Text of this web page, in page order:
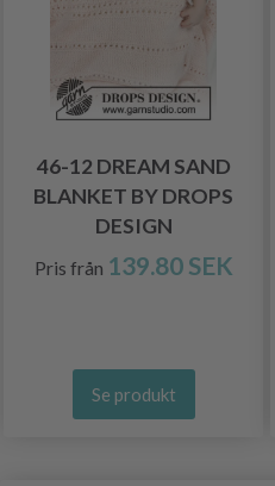
46-12 DREAM SAND
BLANKET BY DROPS
DESIGN
Pris från 139.80 SEK
Se produkt